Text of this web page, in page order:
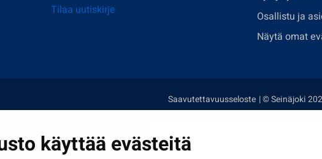
käyttää evästeitä
Tilaa uutiskirje
Osallistu ja
Näytä omat
Saavutettavuusseloste | © Seinäjoki